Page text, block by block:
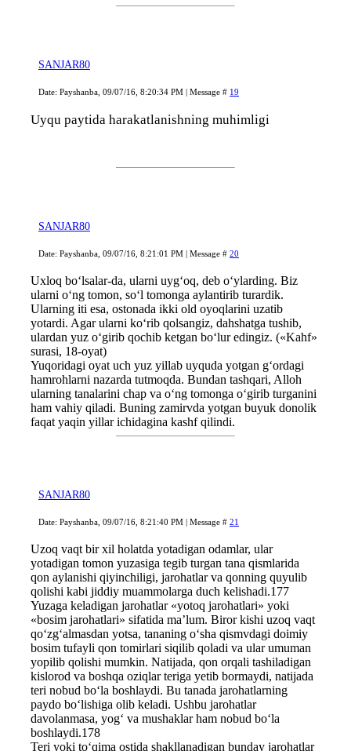
SANJAR80
Date: Payshanba, 09/07/16, 8:20:34 PM | Message # 19
Uyqu paytida harakatlanishning muhimligi
SANJAR80
Date: Payshanba, 09/07/16, 8:21:01 PM | Message # 20
Uxloq bo‘lsalar-da, ularni uyg‘oq, deb o‘ylarding. Biz
ularni o‘ng tomon, so‘l tomonga aylantirib turardik.
Ularning iti esa, ostonada ikki old oyoqlarini uzatib
yotardi. Agar ularni ko‘rib qolsangiz, dahshatga tushib,
ulardan yuz o‘girib qochib ketgan bo‘lur edingiz. («Kahf»
surasi, 18-oyat)
Yuqoridagi oyat uch yuz yillab uyquda yotgan g‘ordagi
hamrohlarni nazarda tutmoqda. Bundan tashqari, Alloh
ularning tanalarini chap va o‘ng tomonga o‘girib turganini
ham vahiy qiladi. Buning zamirvda yotgan buyuk donolik
faqat yaqin yillar ichidagina kashf qilindi.
SANJAR80
Date: Payshanba, 09/07/16, 8:21:40 PM | Message # 21
Uzoq vaqt bir xil holatda yotadigan odamlar, ular
yotadigan tomon yuzasiga tegib turgan tana qismlarida
qon aylanishi qiyinchiligi, jarohatlar va qonning quyulib
qolishi kabi jiddiy muammolarga duch kelishadi.177
Yuzaga keladigan jarohatlar «yotoq jarohatlari» yoki
«bosim jarohatlari» sifatida ma’lum. Biror kishi uzoq vaqt
qo‘zg‘almasdan yotsa, tananing o‘sha qismvdagi doimiy
bosim tufayli qon tomirlari siqilib qoladi va ular umuman
yopilib qolishi mumkin. Natijada, qon orqali tashiladigan
kislorod va boshqa oziqlar teriga yetib bormaydi, natijada
teri nobud bo‘la boshlaydi. Bu tanada jarohatlarning
paydo bo‘lishiga olib keladi. Ushbu jarohatlar
davolanmasa, yog‘ va mushaklar ham nobud bo‘la
boshlaydi.178
Teri yoki to‘qima ostida shakllanadigan bunday jarohatlar